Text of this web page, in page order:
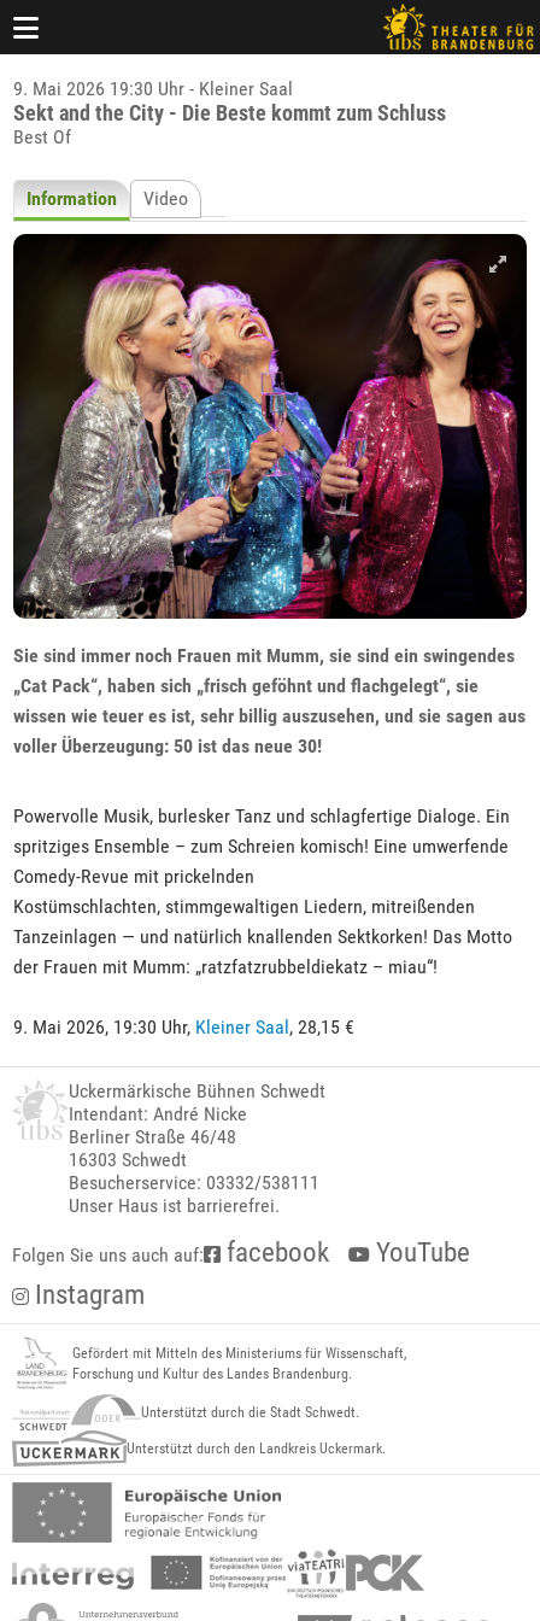
9. Mai 2026 19:30 Uhr - Kleiner Saal
Sekt and the City - Die Beste kommt zum Schluss
Best Of
Information Video
Sie sind immer noch Frauen mit Mumm, sie sind ein swingendes
„Cat Pack“, haben sich „frisch geföhnt und flachgelegt“, sie
wissen wie teuer es ist, sehr billig auszusehen, und sie sagen aus
voller Überzeugung: 50 ist das neue 30!
Powervolle Musik, burlesker Tanz und schlagfertige Dialoge. Ein
spritziges Ensemble – zum Schreien komisch! Eine umwerfende
Comedy-Revue mit prickelnden
Kostümschlachten, stimmgewaltigen Liedern, mitreißenden
Tanzeinlagen — und natürlich knallenden Sektkorken! Das Motto
der Frauen mit Mumm: „ratzfatzrubbeldiekatz – miau“!
9. Mai 2026, 19:30 Uhr, Kleiner Saal , 28,15 €
Uckermärkische Bühnen Schwedt
Intendant: André Nicke
Berliner Straße 46/48
16303 Schwedt
Besucherservice: 03332/538111
Unser Haus ist barrierefrei.
Folgen Sie uns auch auf: facebook
YouTube
Instagram
Gefördert mit Mitteln des Ministeriums für Wissenschaft,
Forschung und Kultur des Landes Brandenburg.
Unterstützt durch die Stadt Schwedt.
Unterstützt durch den Landkreis Uckermark.